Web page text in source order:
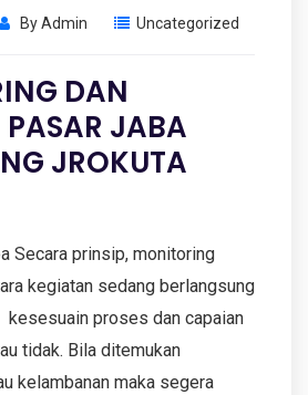
ByAdmin Uncategorized
DAN
PASAR JABA
JROKUTA
Secara prinsip, monitoring
kegiatan sedang berlangsung
kesesuain proses dan capaian
tidak. Bila ditemukan
kelambanan maka segera